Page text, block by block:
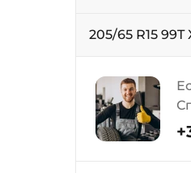
205/65 R15 99T